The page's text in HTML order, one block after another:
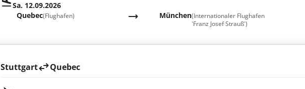
Sa. 12.09.2026
München(Internationaler Flughafen
'Franz Josef Strauß')
Quebec(Flughafen)
Stuttgart Quebec